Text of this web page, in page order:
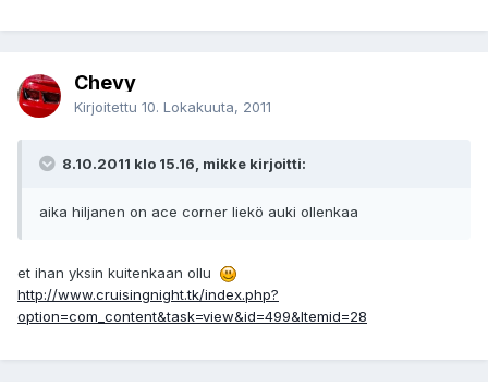
Chevy
Kirjoitettu 10. Lokakuuta, 2011
8.10.2011 klo 15.16, mikke kirjoitti:
aika hiljanen on ace corner liekö auki ollenkaa
et ihan yksin kuitenkaan ollu
http://www.cruisingnight.tk/index.php?
option=com_content&task=view&id=499&Itemid=28